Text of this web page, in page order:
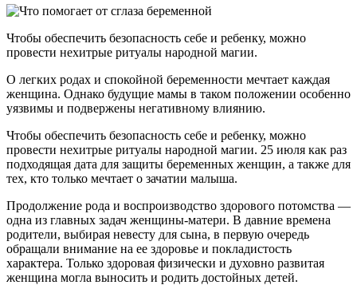
Чтобы обеспечить безопасность себе и ребенку, можно
провести нехитрые ритуалы народной магии.
О легких родах и спокойной беременности мечтает каждая
женщина. Однако будущие мамы в таком положении особенно
уязвимы и подвержены негативному влиянию.
Чтобы обеспечить безопасность себе и ребенку, можно
провести нехитрые ритуалы народной магии. 25 июля как раз
подходящая дата для защиты беременных женщин, а также для
тех, кто только мечтает о зачатии малыша.
Продолжение рода и воспроизводство здорового потомства —
одна из главных задач женщины-матери. В давние времена
родители, выбирая невесту для сына, в первую очередь
обращали внимание на ее здоровье и покладистость
характера. Только здоровая физически и духовно развитая
женщина могла выносить и родить достойных детей.